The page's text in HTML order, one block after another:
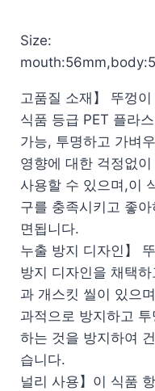
Size:
고품질 소재】 뚜껑
식품 등급 PET 플라
가능, 투명하고 가벼
영향에 대한 걱정없
사용할 수 있으며,이
구를 충족시키고 좋
면됩니다.
누출 방지 디자인】
방지 디자인을 채택
과 개스킷 씰이 있으
과적으로 방지하고
하는 것을 방지하여
습니다.
널리 사용】이 식품